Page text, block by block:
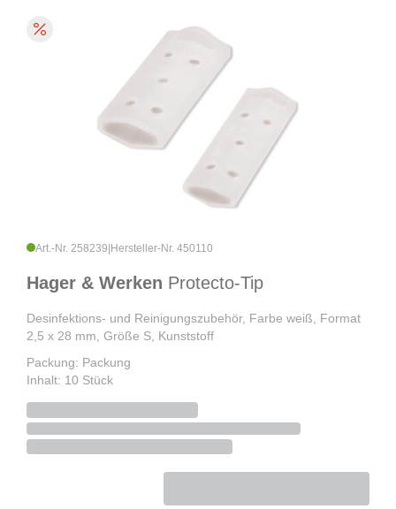
Art.-Nr. 258239 Hersteller-Nr. 450110
Hager & Werken Protecto-Tip
Desinfektions- und Reinigungszubehör, Farbe weiß, Format
2,5 x 28 mm, Größe S, Kunststoff
Packung: Packung
Inhalt: 10 Stück